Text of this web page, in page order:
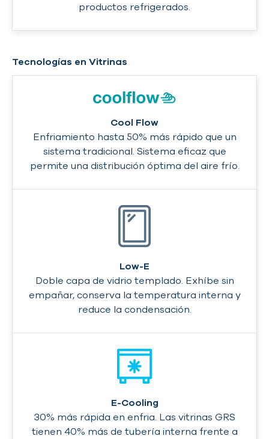
productos refrigerados.
Tecnologías en Vitrinas
Cool Flow
Enfriamiento hasta 50% más rápido que un
sistema tradicional. Sistema eficaz que
permite una distribución óptima del aire frío.
Low-E
Doble capa de vidrio templado. Exhíbe sin
empañar, conserva la temperatura interna y
reduce la condensación.
E-Cooling
30% más rápida en enfria. Las vitrinas GRS
tienen 40% más de tubería interna frente a